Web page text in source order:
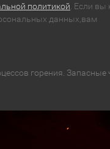
политикой . Если вы
данных,вам
горения. Запасные